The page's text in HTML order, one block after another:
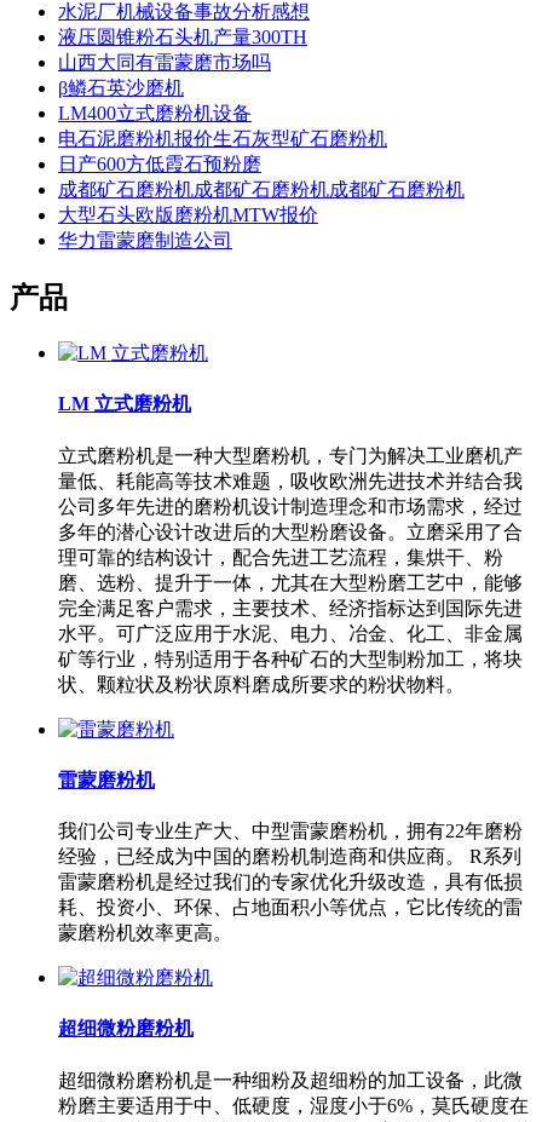
水泥厂机械设备事故分析感想
液压圆锥粉石头机产量300TH
山西大同有雷蒙磨市场吗
β鳞石英沙磨机
LM400立式磨粉机设备
电石泥磨粉机报价生石灰型矿石磨粉机
日产600方低霞石预粉磨
成都矿石磨粉机成都矿石磨粉机成都矿石磨粉机
大型石头欧版磨粉机MTW报价
华力雷蒙磨制造公司
产品
LM 立式磨粉机
立式磨粉机是一种大型磨粉机，专门为解决工业磨机产
量低、耗能高等技术难题，吸收欧洲先进技术并结合我
公司多年先进的磨粉机设计制造理念和市场需求，经过
多年的潜心设计改进后的大型粉磨设备。立磨采用了合
理可靠的结构设计，配合先进工艺流程，集烘干、粉
磨、选粉、提升于一体，尤其在大型粉磨工艺中，能够
完全满足客户需求，主要技术、经济指标达到国际先进
水平。可广泛应用于水泥、电力、冶金、化工、非金属
矿等行业，特别适用于各种矿石的大型制粉加工，将块
状、颗粒状及粉状原料磨成所要求的粉状物料。
雷蒙磨粉机
我们公司专业生产大、中型雷蒙磨粉机，拥有22年磨粉
经验，已经成为中国的磨粉机制造商和供应商。 R系列
雷蒙磨粉机是经过我们的专家优化升级改造，具有低损
耗、投资小、环保、占地面积小等优点，它比传统的雷
蒙磨粉机效率更高。
超细微粉磨粉机
超细微粉磨粉机是一种细粉及超细粉的加工设备，此微
粉磨主要适用于中、低硬度，湿度小于6%，莫氏硬度在